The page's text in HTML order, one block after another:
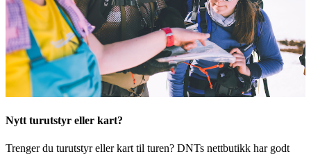
Nytt turutstyr eller kart?
Trenger du turutstyr eller kart til turen? DNTs nettbutikk har godt